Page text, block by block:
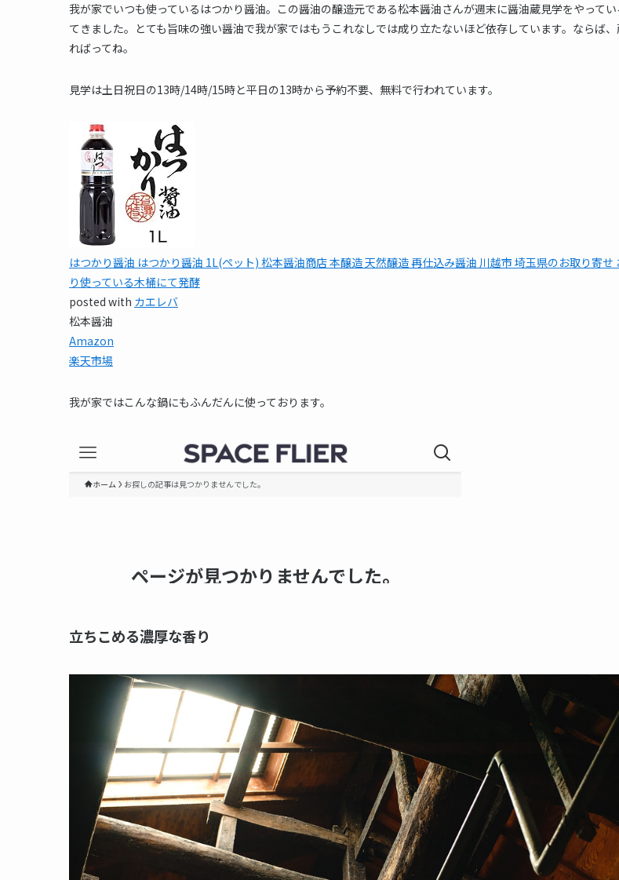
我が家でいつも使っているはつかり醤油。この醤油の醸造元である松本醤油さんが週末に醤油蔵見学をやって
てきました。とても旨味の強い醤油で我が家ではもうこれなしでは成り立たないほど依存しています。ならば
ればってね。
見学は土日祝日の13時/14時/15時と平日の13時から予約不要、無料で行われています。
はつかり醤油 はつかり醤油 1L(ペット) 松本醤油商店 本醸造 天然醸造 再仕込み醤油 川越市 埼玉県のお取り寄せ
り使っている木桶にて発酵
posted with カエレバ
松本醤油
Amazon
楽天市場
我が家ではこんな鍋にもふんだんに使っております。
立ちこめる濃厚な香り